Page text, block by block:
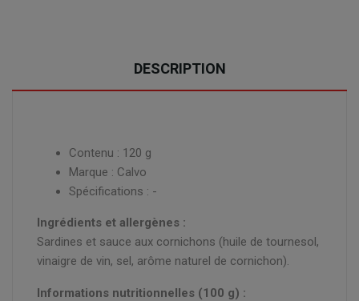
DESCRIPTION
Contenu : 120 g
Marque : Calvo
Spécifications : -
Ingrédients et allergènes :
Sardines et sauce aux cornichons (huile de tournesol,
vinaigre de vin, sel, arôme naturel de cornichon).
Informations nutritionnelles (100 g) :